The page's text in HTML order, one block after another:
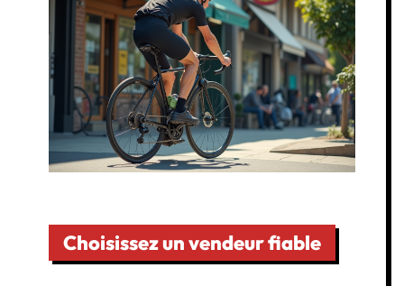
Choisissez un vendeur fiable